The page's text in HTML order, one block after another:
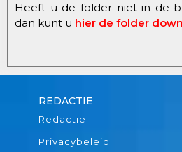
Heeft u de folder niet in de
dan kunt u hier de folder
REDACTIE
Redactie
Privacybeleid